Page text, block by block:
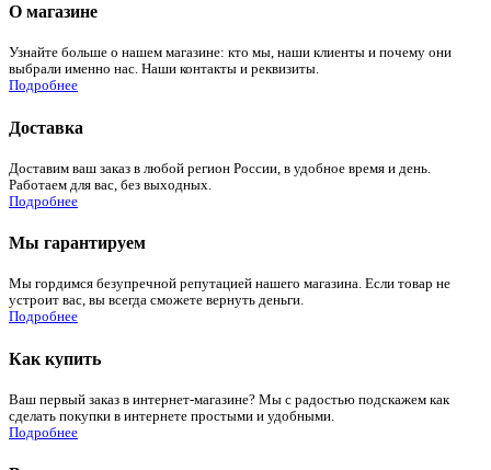
О магазине
Узнайте больше о нашем магазине: кто мы, наши клиенты и почему они
выбрали именно нас. Наши контакты и реквизиты.
Подробнее
Доставка
Доставим ваш заказ в любой регион России, в удобное время и день.
Работаем для вас, без выходных.
Подробнее
Мы гарантируем
Мы гордимся безупречной репутацией нашего магазина. Если товар не
устроит вас, вы всегда сможете вернуть деньги.
Подробнее
Как купить
Ваш первый заказ в интернет-магазине? Мы с радостью подскажем как
сделать покупки в интернете простыми и удобными.
Подробнее